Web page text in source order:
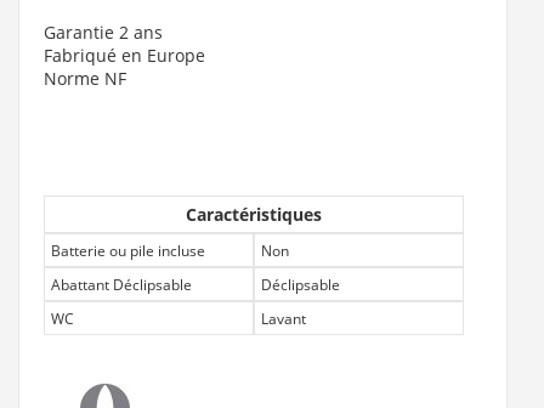
Garantie 2 ans
Fabriqué en Europe
Norme NF
Caractéristiques
Batterie ou pile incluse
Non
Abattant Déclipsable
Déclipsable
WC
Lavant